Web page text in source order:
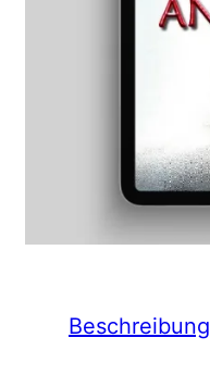
Beschreibung